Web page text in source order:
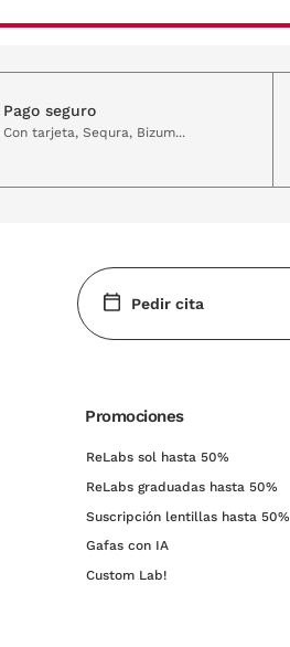
Pago seguro
Con tarjeta, Sequra, Bizum...
Pedir cita
Promociones
ReLabs sol hasta 50%
ReLabs graduadas hasta 50%
Suscripción lentillas hasta 50%
Gafas con IA
Custom Lab!